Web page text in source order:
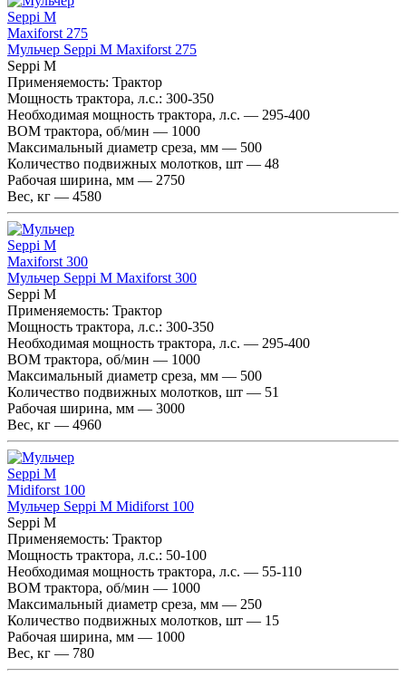
Мульчер Seppi M Maxiforst 275
Seppi M
Применяемость: Трактор
Мощность трактора, л.с.: 300-350
Необходимая мощность трактора, л.с. — 295-400
ВОМ трактора, об/мин — 1000
Максимальный диаметр среза, мм — 500
Количество подвижных молотков, шт — 48
Рабочая ширина, мм — 2750
Вес, кг — 4580
Мульчер Seppi M Maxiforst 300
Seppi M
Применяемость: Трактор
Мощность трактора, л.с.: 300-350
Необходимая мощность трактора, л.с. — 295-400
ВОМ трактора, об/мин — 1000
Максимальный диаметр среза, мм — 500
Количество подвижных молотков, шт — 51
Рабочая ширина, мм — 3000
Вес, кг — 4960
Мульчер Seppi M Midiforst 100
Seppi M
Применяемость: Трактор
Мощность трактора, л.с.: 50-100
Необходимая мощность трактора, л.с. — 55-110
ВОМ трактора, об/мин — 1000
Максимальный диаметр среза, мм — 250
Количество подвижных молотков, шт — 15
Рабочая ширина, мм — 1000
Вес, кг — 780